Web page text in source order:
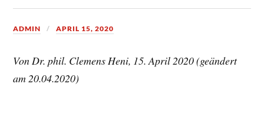
ADMIN APRIL 15, 2020
Von Dr. phil. Clemens Heni, 15. April 2020 (geändert
am 20.04.2020)